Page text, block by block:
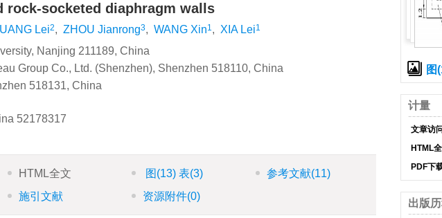
socketed diaphragm walls
Lei2, ZHOU Jianrong3, WANG Xin1, XIA Lei1
Nanjing 211189, China
Group Co., Ltd. (Shenzhen), Shenzhen 518110, China
518131, China
52178317
HTML全文 图 (13) 表(3) 参考文献(11)
施引文献 资源附件(0)
图
计量
文章访
HTML
PDF下
出版